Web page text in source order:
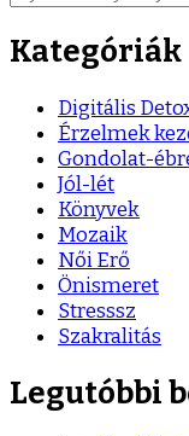
Kategóriák
Digitális
Érzelmek
Gondolat-
Jól-lét
Könyvek
Mozaik
Női Erő
Önismeret
Stresssz
Szakralitás
Legutóbbi